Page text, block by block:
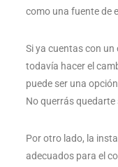
como una fuente de
Si ya cuentas con
todavía hacer el
puede ser una
No querrás
Por otro lado, la
adecuados para el